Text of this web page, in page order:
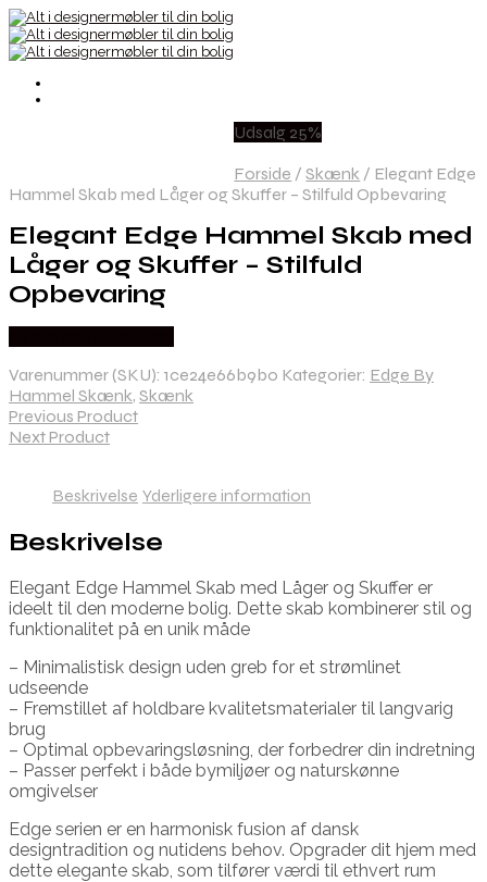
Udsalg 25%
Forside / Skænk / Elegant Edge
Hammel Skab med Låger og Skuffer – Stilfuld Opbevaring
Elegant Edge Hammel Skab med
Låger og Skuffer – Stilfuld
Opbevaring
Varenummer (SKU): 1ce24e66b9b0 Kategorier: Edge By
Hammel Skænk, Skænk
Previous Product
Next Product
Beskrivelse Yderligere information
Beskrivelse
Elegant Edge Hammel Skab med Låger og Skuffer er
ideelt til den moderne bolig. Dette skab kombinerer stil og
funktionalitet på en unik måde
– Minimalistisk design uden greb for et strømlinet
udseende
– Fremstillet af holdbare kvalitetsmaterialer til langvarig
brug
– Optimal opbevaringsløsning, der forbedrer din indretning
– Passer perfekt i både bymiljøer og naturskønne
omgivelser
Edge serien er en harmonisk fusion af dansk
designtradition og nutidens behov. Opgrader dit hjem med
dette elegante skab, som tilfører værdi til ethvert rum